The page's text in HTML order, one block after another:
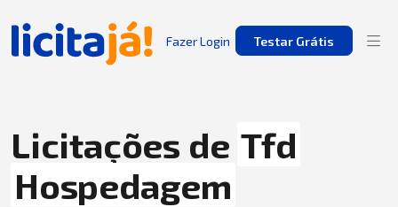
Fazer Login Testar Grátis
Licitações de Tfd
Hospedagem